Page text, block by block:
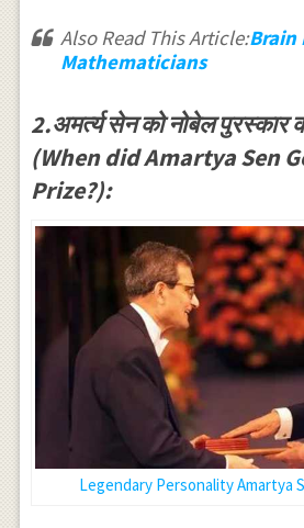
Also Read This Article:Brain
Mathematicians
2.अमर्त्य सेन को नोबेल पुरस्कार
(When did Amartya Sen
Prize?):
Legendary Personality Amartya